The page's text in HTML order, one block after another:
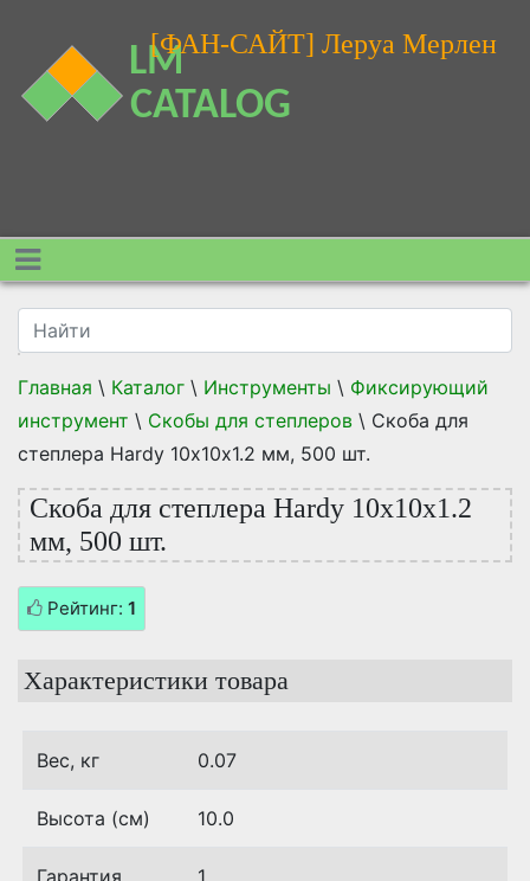
[ФАН-САЙТ] Леруа Мерлен
Главная \ Каталог \ Инструменты \ Фиксирующий
инструмент \ Скобы для степлеров \ Скоба для
степлера Hardy 10х10х1.2 мм, 500 шт.
Скоба для степлера Hardy 10х10х1.2
мм, 500 шт.
Рейтинг: 1
Характеристики товара
Вес, кг 0.07
Высота (см) 10.0
Гарантия
1